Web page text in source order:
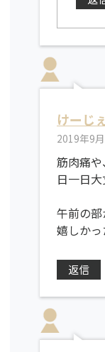
けーじ
2019年9
筋肉痛
日一日
午前の
嬉しか
返信